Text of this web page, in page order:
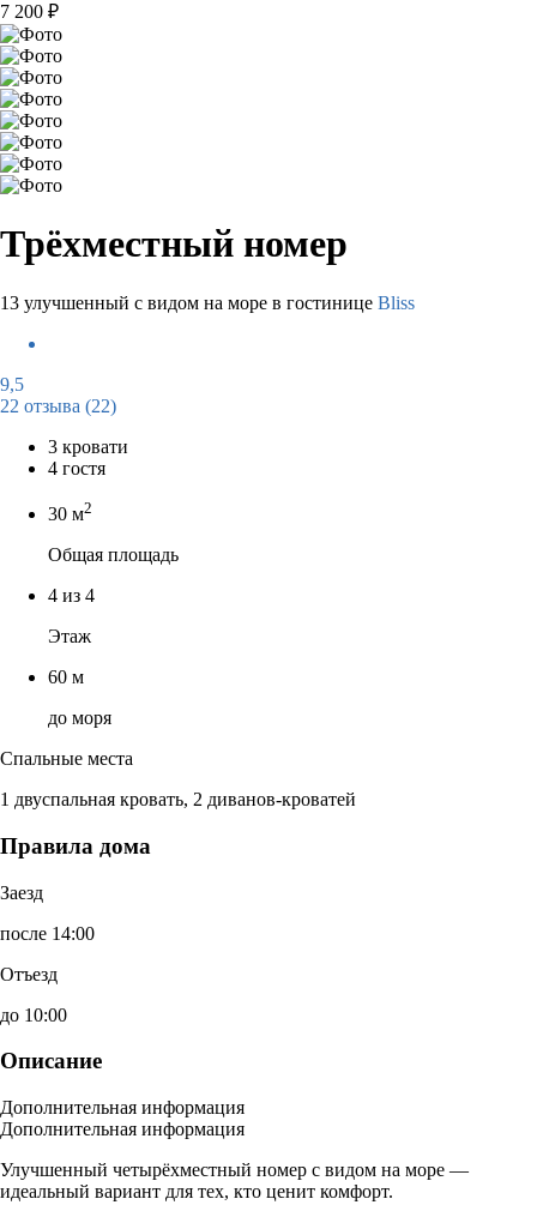
7 200 ₽
Трёхместный номер
13 улучшенный с видом на море в гостинице Bliss
9,5
22 отзыва (22)
3 кровати
4 гостя
30 м2
Общая площадь
4 из 4
Этаж
60 м
до моря
Спальные места
1 двуспальная кровать, 2 диванов-кроватей
Правила дома
Заезд
после 14:00
Отъезд
до 10:00
Описание
Дополнительная информация
Дополнительная информация
Улучшенный четырёхместный номер с видом на море —
идеальный вариант для тех, кто ценит комфорт.